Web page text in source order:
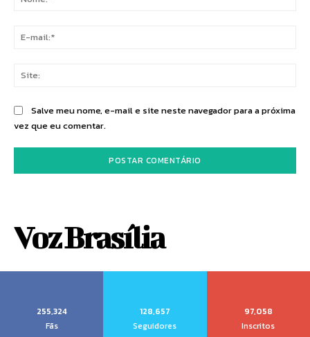
Salve meu nome, e-mail e site neste navegador para a próxima
vez que eu comentar.
Voz Brasília
255,324
Fãs
128,657
Seguidores
97,058
Inscritos